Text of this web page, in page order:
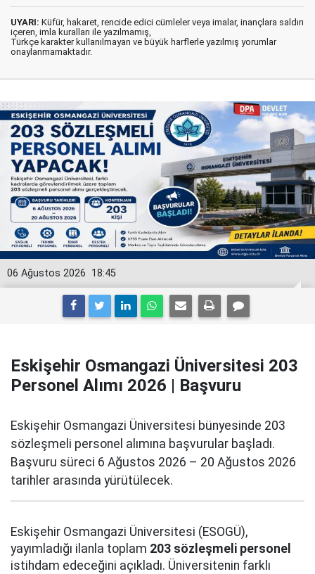
UYARI: Küfür, hakaret, rencide edici cümleler veya imalar, inançlara saldırı
içeren, imla kuralları ile yazılmamış,
Türkçe karakter kullanılmayan ve büyük harflerle yazılmış yorumlar
onaylanmamaktadır.
18:45
06 Ağustos 2026
Eskişehir Osmangazi Üniversitesi 203
Personel Alımı 2026 | Başvuru
Eskişehir Osmangazi Üniversitesi bünyesinde 203
sözleşmeli personel alımına başvurular başladı.
Başvuru süreci 6 Ağustos 2026 – 20 Ağustos 2026
tarihler arasında yürütülecek.
Eskişehir Osmangazi Üniversitesi (ESOGÜ),
yayımladığı ilanla toplam 203 sözleşmeli personel
istihdam edeceğini açıkladı. Üniversitenin farklı